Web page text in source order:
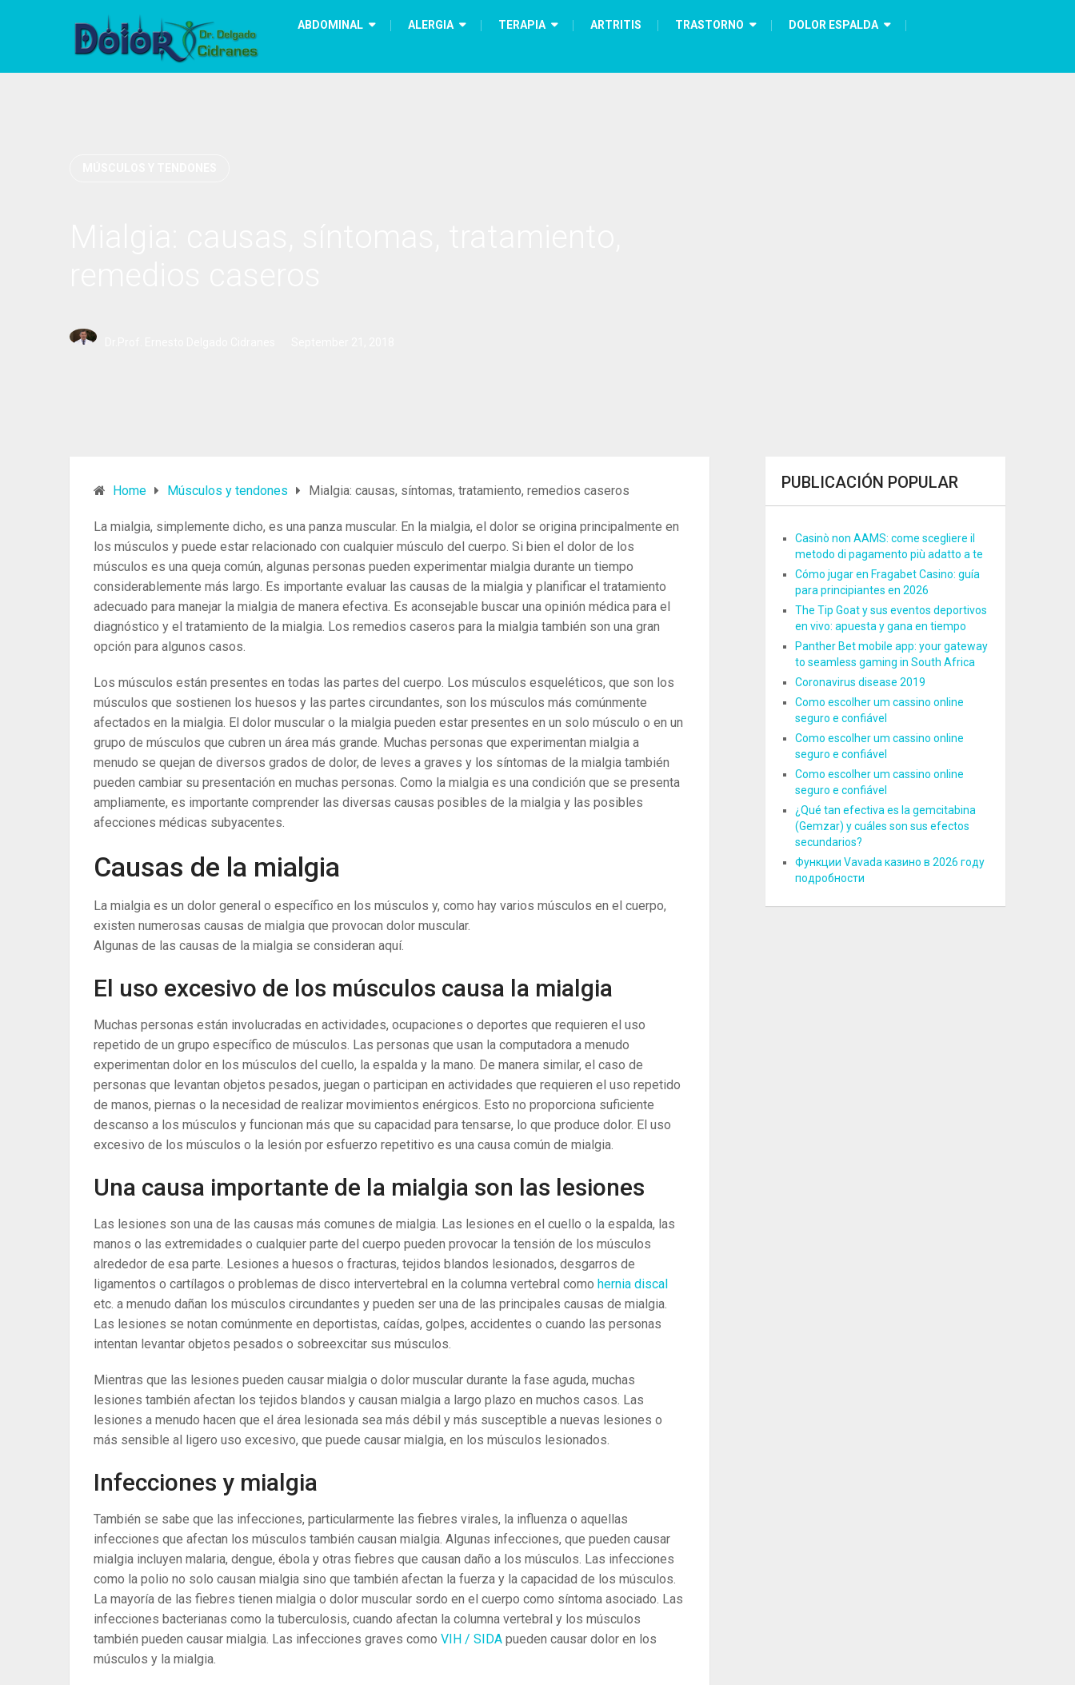
ABDOMINAL ALERGIA TERAPIA ARTRITIS TRASTORNO DOLOR ESPALDA
Home Músculos y tendones Mialgia: causas, síntomas, tratamiento, remedios caseros
La mialgia, simplemente dicho, es una panza muscular. En la mialgia, el dolor se origina principalmente en
los músculos y puede estar relacionado con cualquier músculo del cuerpo. Si bien el dolor de los
músculos es una queja común, algunas personas pueden experimentar mialgia durante un tiempo
considerablemente más largo. Es importante evaluar las causas de la mialgia y planificar el tratamiento
adecuado para manejar la mialgia de manera efectiva. Es aconsejable buscar una opinión médica para el
diagnóstico y el tratamiento de la mialgia. Los remedios caseros para la mialgia también son una gran
opción para algunos casos.
Los músculos están presentes en todas las partes del cuerpo. Los músculos esqueléticos, que son los
músculos que sostienen los huesos y las partes circundantes, son los músculos más comúnmente
afectados en la mialgia. El dolor muscular o la mialgia pueden estar presentes en un solo músculo o en un
grupo de músculos que cubren un área más grande. Muchas personas que experimentan mialgia a
menudo se quejan de diversos grados de dolor, de leves a graves y los síntomas de la mialgia también
pueden cambiar su presentación en muchas personas. Como la mialgia es una condición que se presenta
ampliamente, es importante comprender las diversas causas posibles de la mialgia y las posibles
afecciones médicas subyacentes.
Causas de la mialgia
La mialgia es un dolor general o específico en los músculos y, como hay varios músculos en el cuerpo,
existen numerosas causas de mialgia que provocan dolor muscular.
Algunas de las causas de la mialgia se consideran aquí.
El uso excesivo de los músculos causa la mialgia
Muchas personas están involucradas en actividades, ocupaciones o deportes que requieren el uso
repetido de un grupo específico de músculos. Las personas que usan la computadora a menudo
experimentan dolor en los músculos del cuello, la espalda y la mano. De manera similar, el caso de
personas que levantan objetos pesados, juegan o participan en actividades que requieren el uso repetido
de manos, piernas o la necesidad de realizar movimientos enérgicos. Esto no proporciona suficiente
descanso a los músculos y funcionan más que su capacidad para tensarse, lo que produce dolor. El uso
excesivo de los músculos o la lesión por esfuerzo repetitivo es una causa común de mialgia.
Una causa importante de la mialgia son las lesiones
Las lesiones son una de las causas más comunes de mialgia. Las lesiones en el cuello o la espalda, las
manos o las extremidades o cualquier parte del cuerpo pueden provocar la tensión de los músculos
alrededor de esa parte. Lesiones a huesos o fracturas, tejidos blandos lesionados, desgarros de
ligamentos o cartílagos o problemas de disco intervertebral en la columna vertebral como hernia discal
etc. a menudo dañan los músculos circundantes y pueden ser una de las principales causas de mialgia.
Las lesiones se notan comúnmente en deportistas, caídas, golpes, accidentes o cuando las personas
intentan levantar objetos pesados ​​o sobreexcitar sus músculos.
Mientras que las lesiones pueden causar mialgia o dolor muscular durante la fase aguda, muchas
lesiones también afectan los tejidos blandos y causan mialgia a largo plazo en muchos casos. Las
lesiones a menudo hacen que el área lesionada sea más débil y más susceptible a nuevas lesiones o
más sensible al ligero uso excesivo, que puede causar mialgia, en los músculos lesionados.
Infecciones y mialgia
También se sabe que las infecciones, particularmente las fiebres virales, la influenza o aquellas
infecciones que afectan los músculos también causan mialgia. Algunas infecciones, que pueden causar
mialgia incluyen malaria, dengue, ébola y otras fiebres que causan daño a los músculos. Las infecciones
como la polio no solo causan mialgia sino que también afectan la fuerza y ​​la capacidad de los músculos.
La mayoría de las fiebres tienen mialgia o dolor muscular sordo en el cuerpo como síntoma asociado. Las
infecciones bacterianas como la tuberculosis, cuando afectan la columna vertebral y los músculos
también pueden causar mialgia. Las infecciones graves como VIH / SIDA pueden causar dolor en los
músculos y la mialgia.
PUBLICACIÓN POPULAR
Casinò non AAMS: come scegliere il
metodo di pagamento più adatto a te
Cómo jugar en Fragabet Casino: guía
para principiantes en 2026
The Tip Goat y sus eventos deportivos
en vivo: apuesta y gana en tiempo
Panther Bet mobile app: your gateway
to seamless gaming in South Africa
Coronavirus disease 2019
Como escolher um cassino online
seguro e confiável
Como escolher um cassino online
seguro e confiável
Como escolher um cassino online
seguro e confiável
¿Qué tan efectiva es la gemcitabina
(Gemzar) y cuáles son sus efectos
secundarios?
Функции Vavada казино в 2026 году
подробности